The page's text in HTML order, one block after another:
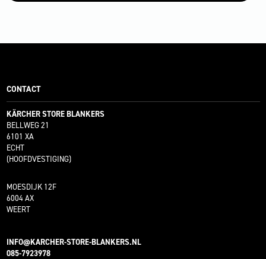
CONTACT
KÄRCHER STORE BLANKERS
BELLWEG 21
6101 XA
ECHT
(HOOFDVESTIGING)
MOESDIJK 12F
6004 AX
WEERT
INFO@KARCHER-STORE-BLANKERS.NL
085-7923978